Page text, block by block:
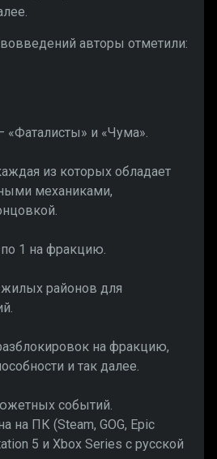
авторы отметили:
и «Чума».
из которых обладает
механиками,
1 на фракцию.
районов для
на фракцию,
и так далее.
событий.
на ПК (Steam, GOG, Epic
5 и Xbox Series с русской